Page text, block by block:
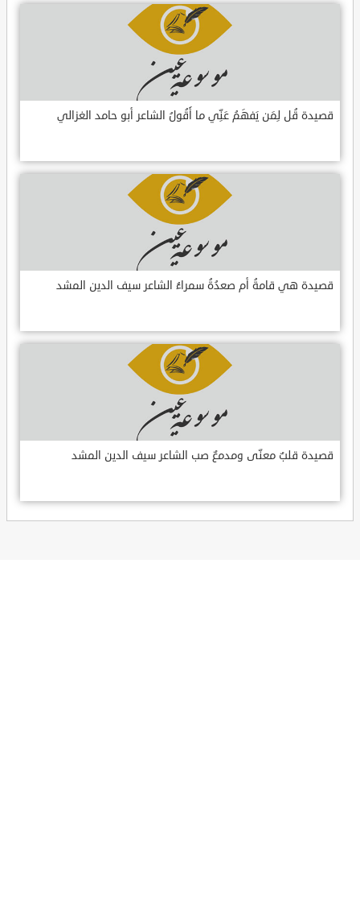
قصيدة قُل لِمَن يَفهَمُ عَنِّي ما أَقُولُ الشاعر أبو حامد الغزالي
قصيدة هي قامةُ أم صعدُةُ سمراءُ الشاعر سيف الدين المشد
قصيدة قلبٌ معنّى ومدمعٌ صب الشاعر سيف الدين المشد